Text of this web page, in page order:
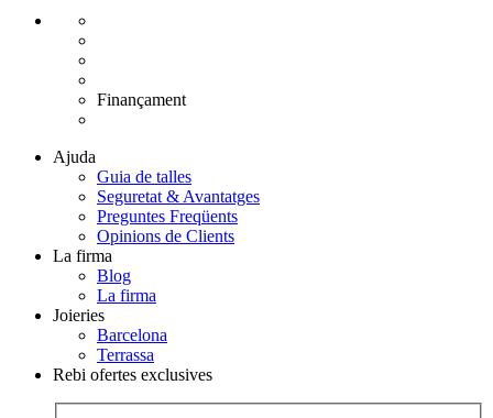
Finançament
Ajuda
Guia de talles
Seguretat & Avantatges
Preguntes Freqüents
Opinions de Clients
La firma
Blog
La firma
Joieries
Barcelona
Terrassa
Rebi ofertes exclusives